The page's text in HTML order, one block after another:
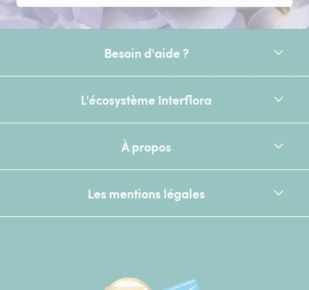
Besoin d'aide ?
L'écosystème Interflora
À propos
Les mentions légales
[Ecovadis Gold Badge - Top 5%